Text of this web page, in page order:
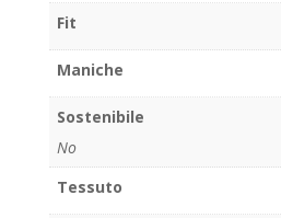
Fit
Maniche
Sostenibile
No
Tessuto